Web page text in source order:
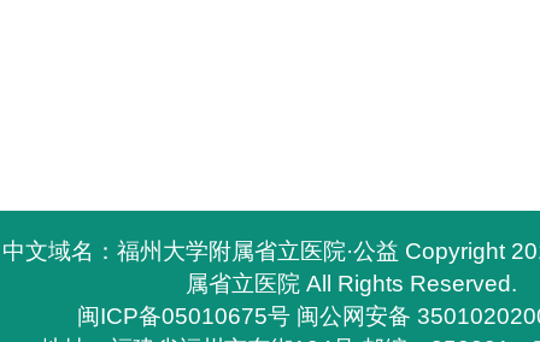
中文域名：福州大学附属省立医院·公益 Copyright
属省立医院 All Rights Reserved.
闽ICP备05010675号 闽公网安备